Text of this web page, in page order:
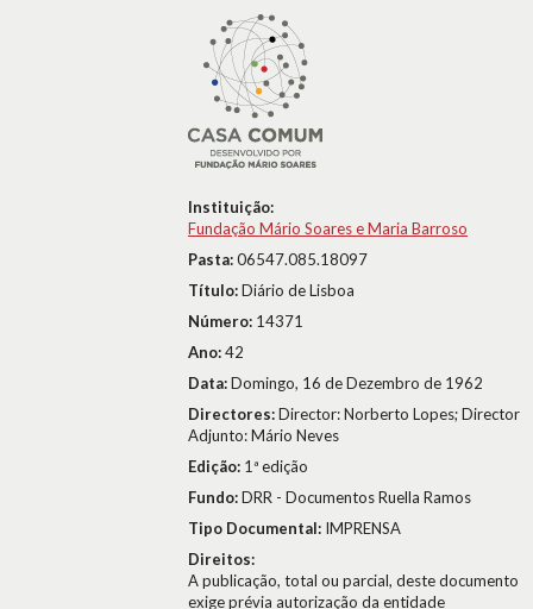
Instituição:
Fundação Mário Soares e Maria Barroso
Pasta:06547.085.18097
Título:Diário de Lisboa
Número: 14371
Ano:42
Data:Domingo, 16 de Dezembro de 1962
Directores:Director: Norberto Lopes; Director
Adjunto: Mário Neves
Edição: 1ª edição
Fundo:DRR - Documentos Ruella Ramos
Tipo Documental: IMPRENSA
Direitos:
A publicação, total ou parcial, deste documento
exige prévia autorização da entidade